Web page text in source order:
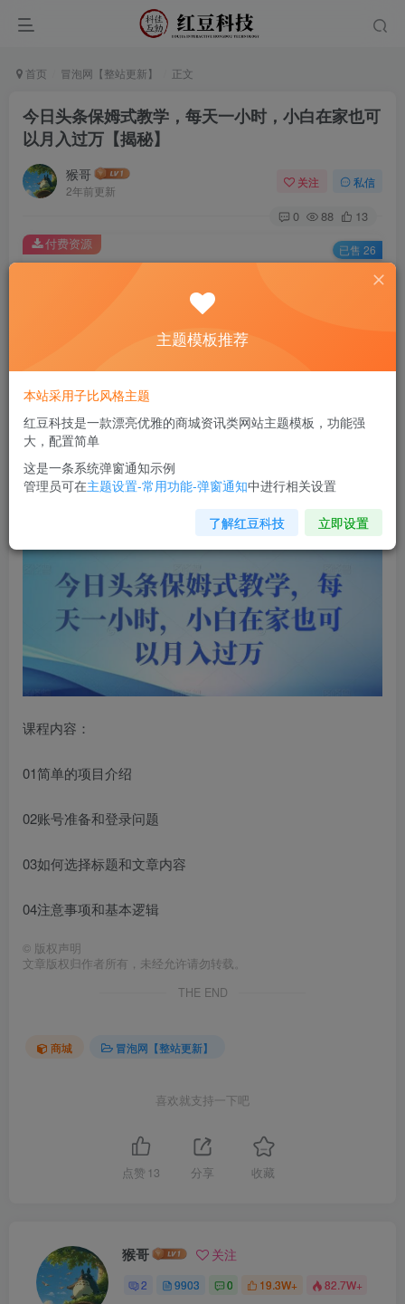
首页 冒泡网【整站更新】 正文
今日头条保姆式教学，每天一小时，小白在家也可
以月入过万【揭秘】
猴哥
2年前更新
关注 私信
0 88 13
此内容为付费资源，请付费后查看
￥9.9
您当前未登录！建议登陆后购买，可保存购买订单
付费资源 已售 26
今日头条保姆式教学，每天一小时，小白在家也可以月入过
课程内容：
01简单的项目介绍
02账号准备和登录问题
03如何选择标题和文章内容
04注意事项和基本逻辑
© 版权声明
文章版权归作者所有，未经允许请勿转载。
THE END
商城 冒泡网【整站更新】
喜欢就支持一下吧
点赞 13 分享 收藏
猴哥 关注
2 9903 0 19.3W+ 82.7W+
主题模板推荐
本站采用子比风格主题
红豆科技是一款漂亮优雅的商城资讯类网站主题模板，功能强
大，配置简单
这是一条系统弹窗通知示例
管理员可在主题设置-常用功能-弹窗通知中进行相关设置
了解红豆科技 立即设置